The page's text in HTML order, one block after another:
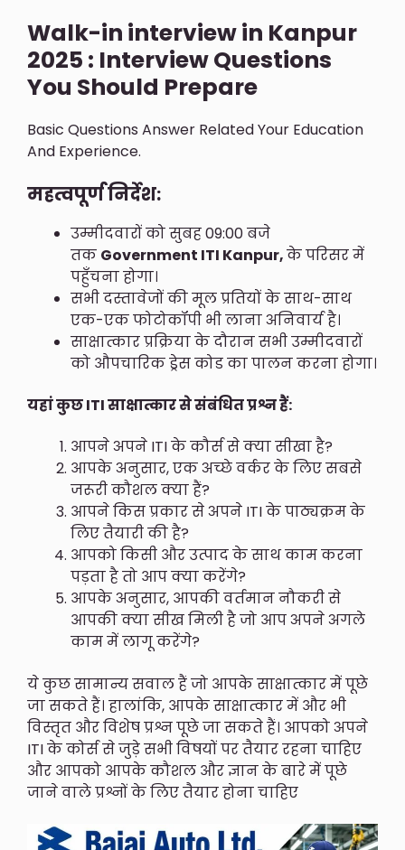
Walk-in interview in Kanpur
2025 : Interview Questions
You Should Prepare
Basic Questions Answer Related Your Education
And Experience.
महत्वपूर्ण निर्देश:
उम्मीदवारों को सुबह 09:00 बजे
तक Government ITI Kanpur,के परिसर में
पहुँचना होगा।
सभी दस्तावेजों की मूल प्रतियों के साथ-साथ
एक-एक फोटोकॉपी भी लाना अनिवार्य है।
साक्षात्कार प्रक्रिया के दौरान सभी उम्मीदवारों
को औपचारिक ड्रेस कोड का पालन करना होगा।
यहां कुछ ITI साक्षात्कार से संबंधित प्रश्न हैं:
आपने अपने ITI के कौर्स से क्या सीखा है?
आपके अनुसार, एक अच्छे वर्कर के लिए सबसे
जरूरी कौशल क्या हैं?
आपने किस प्रकार से अपने ITI के पाठ्यक्रम के
लिए तैयारी की है?
आपको किसी और उत्पाद के साथ काम करना
पड़ता है तो आप क्या करेंगे?
आपके अनुसार, आपकी वर्तमान नौकरी से
आपकी क्या सीख मिली है जो आप अपने अगले
काम में लागू करेंगे?
ये कुछ सामान्य सवाल हैं जो आपके साक्षात्कार में पूछे
जा सकते हैं। हालांकि, आपके साक्षात्कार में और भी
विस्तृत और विशेष प्रश्न पूछे जा सकते हैं। आपको अपने
ITI के कोर्स से जुड़े सभी विषयों पर तैयार रहना चाहिए
और आपको आपके कौशल और ज्ञान के बारे में पूछे
जाने वाले प्रश्नों के लिए तैयार होना चाहिए